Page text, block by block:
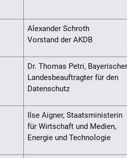
Alexander Schroth
Vorstand der AKDB
Dr. Thomas Petri, Bayerischer
Landesbeauftragter für den
Datenschutz
Ilse Aigner, Staatsministerin
für Wirtschaft und Medien,
Energie und Technologie